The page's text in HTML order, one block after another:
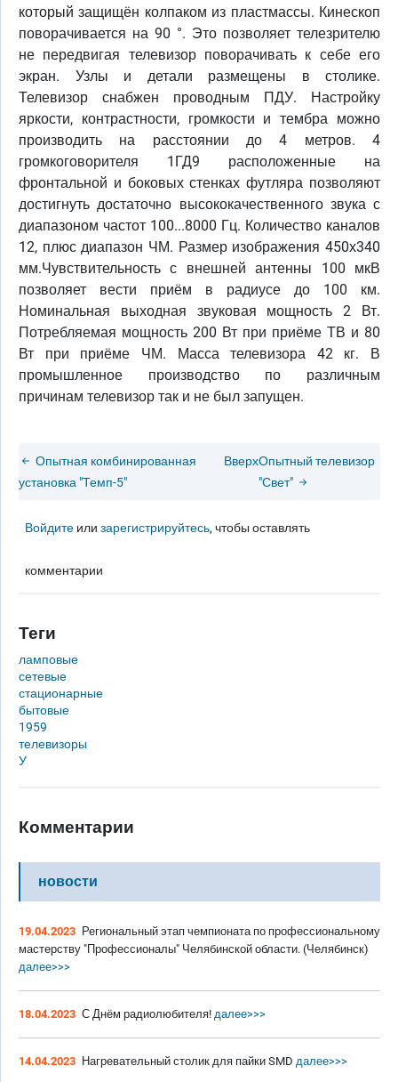
который защищён колпаком из пластмассы. Кинескоп
поворачивается на 90 °. Это позволяет телезрителю
не передвигая телевизор поворачивать к себе его
экран. Узлы и детали размещены в столике.
Телевизор снабжен проводным ПДУ. Настройку
яркости, контрастности, громкости и тембра можно
производить на расстоянии до 4 метров. 4
громкоговорителя 1ГД9 расположенные на
фронтальной и боковых стенках футляра позволяют
достигнуть достаточно высококачественного звука с
диапазоном частот 100...8000 Гц. Количество каналов
12, плюс диапазон ЧМ. Размер изображения 450х340
мм.Чувствительность с внешней антенны 100 мкВ
позволяет вести приём в радиусе до 100 км.
Номинальная выходная звуковая мощность 2 Вт.
Потребляемая мощность 200 Вт при приёме ТВ и 80
Вт при приёме ЧМ. Масса телевизора 42 кг. В
промышленное производство по различным
причинам телевизор так и не был запущен.
Опытная комбинированная
установка "Темп-5"
ВверхОпытный телевизор
"Свет"
Войдите илизарегистрируйтесь, чтобы оставлять
комментарии
Теги
ламповые
сетевые
стационарные
бытовые
1959
телевизоры
У
Комментарии
новости
19.04.2023 Региональный этап чемпионата по профессиональному
мастерству "Профессионалы" Челябинской области. (Челябинск)
далее>>>
18.04.2023 С Днём радиолюбителя! далее>>>
14.04.2023 Нагревательный столик для пайки SMD далее>>>